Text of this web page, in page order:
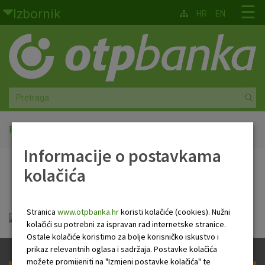
Skoči na glavni sadržaj
Izbornik
Građani
Privatno bankarstvo
Agro
Mala poduzeća i obrtnici
Srednja i velika poduzeća
Faktoring
O nama
☰
HR EN
Početna
Faktoring zahtjev
faktoring_zahtjev_otp.pdf
Informacije o postavkama
kolačića
Stranica www.otpbanka.hrkoristi kolačiće (cookies). Nužni
kolačići su potrebni za ispravan rad internetske stranice.
Ostale kolačiće koristimo za bolje korisničko iskustvo i
prikaz relevantnih oglasa i sadržaja. Postavke kolačića
možete promijeniti na "Izmjeni postavke kolačića" te